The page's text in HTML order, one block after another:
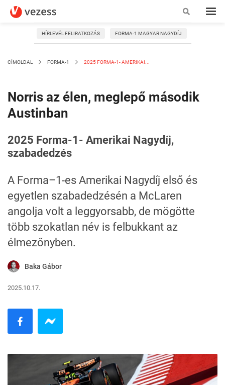
HÍRLEVÉL FELIRATKOZÁS FORMA-1 MAGYAR NAGYDÍJ
CÍMOLDAL FORMA-1 2025 FORMA-1- AMERIKAI...
Norris az élen, meglepő második
Austinban
2025 Forma-1- Amerikai Nagydíj,
szabadedzés
A Forma–1-es Amerikai Nagydíj első és
egyetlen szabadedzésén a McLaren
angolja volt a leggyorsabb, de mögötte
több szokatlan név is felbukkant az
élmezőnyben.
Baka Gábor
2025.10.17.